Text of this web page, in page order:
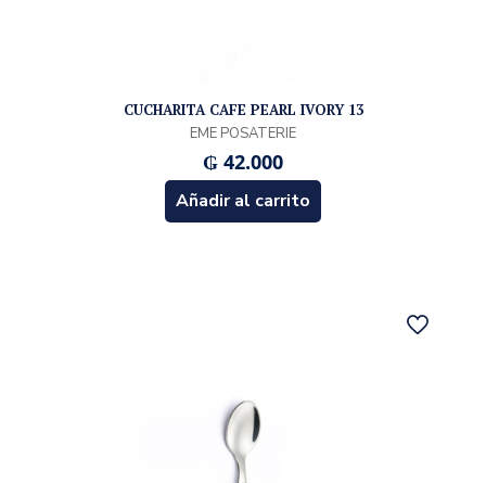
CUCHARITA CAFE PEARL IVORY 13
EME POSATERIE
₲ 42.000
Añadir al carrito